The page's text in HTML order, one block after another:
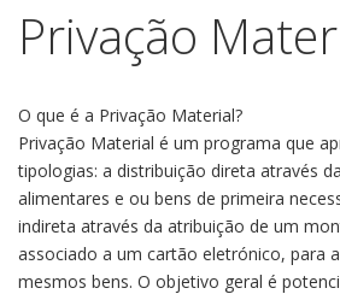
Privação
O que é a Privação Material?
Privação Material é um programa que
tipologias: a distribuição direta através
alimentares e ou bens de primeira
indireta através da atribuição de um
associado a um cartão eletrónico, para
mesmos bens. O objetivo geral é